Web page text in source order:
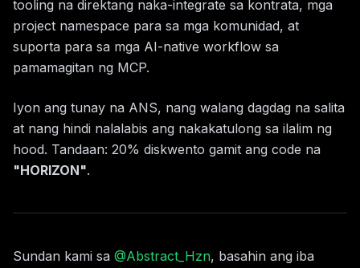
tooling na direktang naka-integrate sa kontrata, mga
project namespace para sa mga komunidad, at
suporta para sa mga AI-native workflow sa
pamamagitan ng MCP.
Iyon ang tunay na ANS, nang walang dagdag na salita
at nang hindi nalalabis ang nakakatulong sa ilalim ng
hood. Tandaan: 20% diskwento gamit ang code na
"HORIZON".
Sundan kami sa @Abstract_Hzn, basahin ang iba